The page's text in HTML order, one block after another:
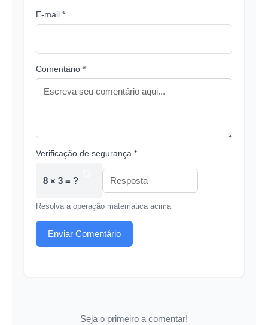
E-mail *
Comentário *
Verificação de segurança *
8 × 3 = ?
Resolva a operação matemática acima
Enviar Comentário
Seja o primeiro a comentar!